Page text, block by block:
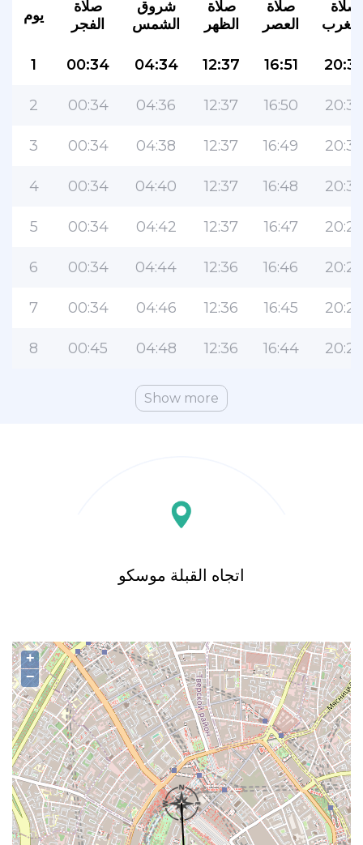
يوم
صلاة
الفجر
شروق
الشمس
صلاة
الظهر
صلاة
العصر
صلاة
1 00:34 04:34 12:37 16:51
2 00:34 04:36 12:37 16:50
3 00:34 04:38 12:37 16:49 20:32
4 00:34 04:40 12:37 16:48
5 00:34 04:42 12:37 16:47 20:28
6 00:34 04:44 12:36 16:46 20:26
7 00:34 04:46 12:36 16:45
8 00:45 04:48 12:36 16:44 20:22
Show more
اتجاه القبلة موسكو
+
−